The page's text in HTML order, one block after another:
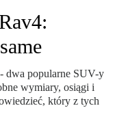
dwa popularne SUV-y
wymiary, osiągi i
który z tych